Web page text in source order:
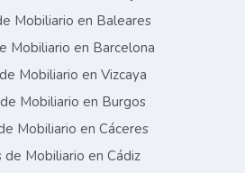
Mobiliario en Baleares
Mobiliario en Barcelona
Mobiliario en Vizcaya
Mobiliario en Burgos
Mobiliario en Cáceres
de Mobiliario en Cádiz